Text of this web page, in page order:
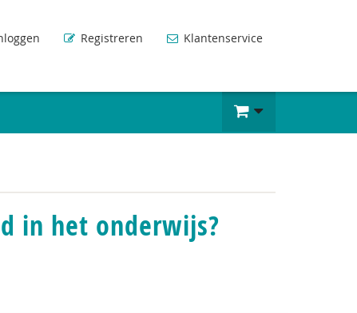
Registreren Klantenservice
in het onderwijs?